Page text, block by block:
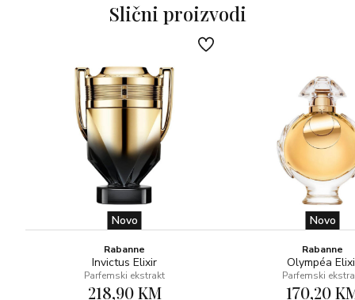
tajanstvenim drvenim nijansama dugo ostaje u zraku, dok
mošus i kašmir pružaju osjećaj velike udobnosti.
Slični proizvodi
Novo
Rabanne
Invictus Elixir
Parfemski ekstrakt
218,90 KM
Novo
Rabanne
Olympéa
Parfemski
170,20